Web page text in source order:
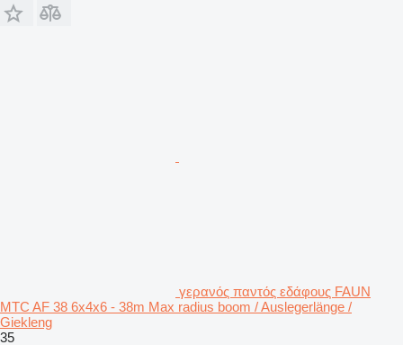
γερανός παντός εδάφους FAUN
MTC AF 38 6x4x6 - 38m Max radius boom / Auslegerlänge /
Giekleng
35